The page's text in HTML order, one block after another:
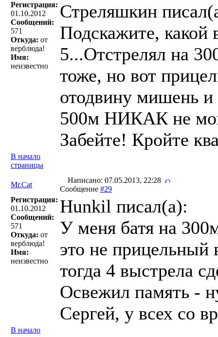
Регистрация:
01.10.2012
Сообщений:
571
Откуда: от
верблюда!
Имя:
неизвестно
Стреляшкин
Подскажите,
5...Отстрелял на
тоже, но вот
отодвину мишень и
500м НИКАК не
Забейте! Кройте
В начало
страницы
Mr.Cat
Написано: 07.05.2013, 22:28
Сообщение #29
Регистрация:
01.10.2012
Сообщений:
571
Откуда: от
верблюда!
Имя:
неизвестно
Hunkil писал(a):
У меня батя на
это не прицельный
тогда 4 выстрела
Освежил память -
Сергей, у всех со
В начало